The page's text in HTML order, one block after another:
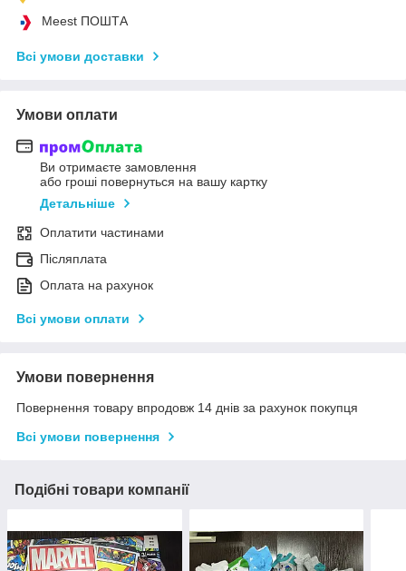
Meest ПОШТА
Всі умови доставки
Умови оплати
Ви отримаєте замовлення
або гроші повернуться на вашу картку
Детальніше
Оплатити частинами
Післяплата
Оплата на рахунок
Всі умови оплати
Умови повернення
Повернення товару впродовж 14 днів за рахунок покупця
Всі умови повернення
Подібні товари компанії